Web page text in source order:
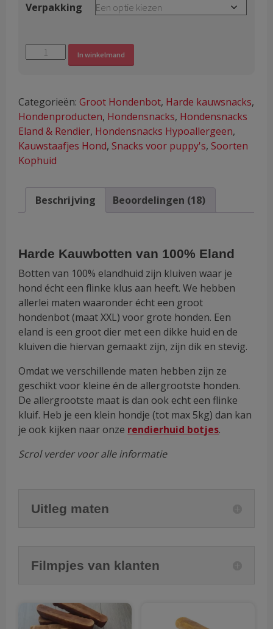
Verpakking
Harde
Kauwbotten
(A-
kwaliteit
&
Hypoallergeen)
aantal
In winkelmand
Categorieën:Groot Hondenbot, Harde kauwsnacks,
Hondenproducten, Hondensnacks, Hondensnacks
Eland & Rendier, Hondensnacks Hypoallergeen,
Kauwstaafjes Hond,Snacks voor puppy's,Soorten
Kophuid
Beschrijving Beoordelingen (18)
Harde Kauwbotten van 100% Eland
Botten van 100% elandhuid zijn kluiven waar je
hond écht een flinke klus aan heeft. We hebben
allerlei maten waaronder écht een groot
hondenbot (maat XXL) voor grote honden. Een
eland is een groot dier met een dikke huid en de
kluiven die hiervan gemaakt zijn, zijn dik en stevig.
Omdat we verschillende maten hebben zijn ze
geschikt voor kleine én de allergrootste honden.
De allergrootste maat is dan ook echt een flinke
kluif. Heb je een klein hondje (tot max 5kg) dan kan
je ook kijken naar onze rendierhuid botjes.
Scrol verder voor alle informatie
Uitleg maten
Filmpjes van klanten
Dit